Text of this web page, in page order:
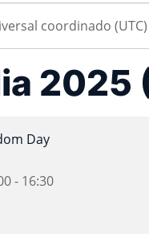
2025
Day
- 16:30